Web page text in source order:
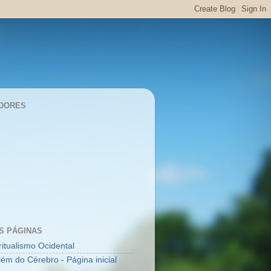
PÁGINAS
Ocidental
do Cérebro - Página inicial